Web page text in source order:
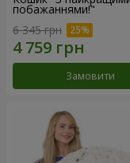
побажаннями!"
6 345 грн
Замовити